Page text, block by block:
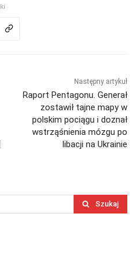
Następny artykuł
Raport Pentagonu. Generał
zostawił tajne mapy w
polskim pociągu i doznał
wstrząśnienia mózgu po
libacji na Ukrainie
Szukaj